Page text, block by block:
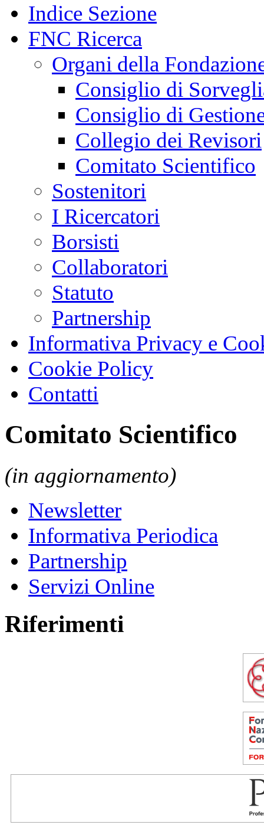
Indice Sezione
FNC Ricerca
Organi della
Consiglio di
Consiglio di
Collegio dei Revisori
Comitato Scientifico
Sostenitori
I Ricercatori
Borsisti
Collaboratori
Statuto
Partnership
Informativa Privacy e
Cookie Policy
Contatti
Comitato Scientifico
(in aggiornamento)
Newsletter
Informativa Periodica
Partnership
Servizi Online
Riferimenti